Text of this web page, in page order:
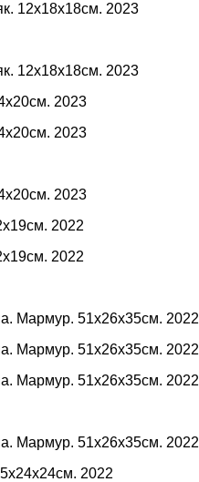
12х18х18см. 2023
12х18х18см. 2023
2023
2023
2023
2022
2022
Мармур. 51х26х35см. 2022
Мармур. 51х26х35см. 2022
Мармур. 51х26х35см. 2022
Мармур. 51х26х35см. 2022
2022